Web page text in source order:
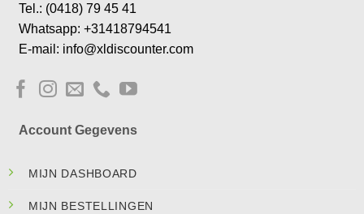
Tel.: (0418) 79 45 41
Whatsapp: +31418794541
E-mail: info@xldiscounter.com
Account Gegevens
MIJN DASHBOARD
MIJN BESTELLINGEN